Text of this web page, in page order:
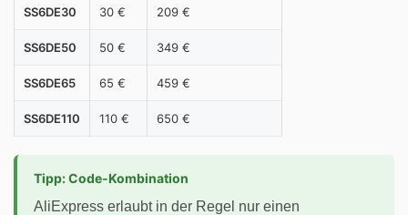
SS6DE30 30 € 209 €
SS6DE50 50 € 349 €
SS6DE65 65 € 459 €
SS6DE110 110 € 650 €
Tipp: Code-Kombination
AliExpress erlaubt in der Regel nur einen